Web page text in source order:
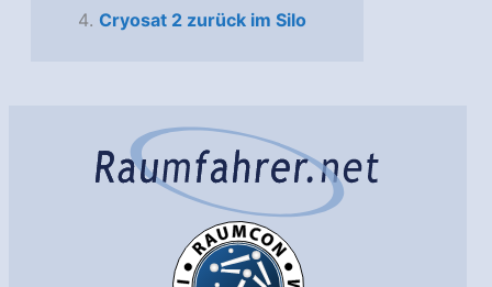
Cryosat 2 zurück im Silo